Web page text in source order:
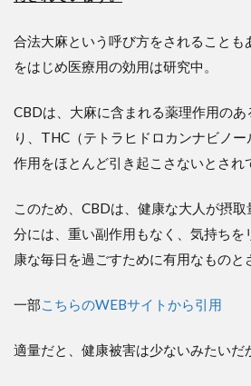
合法大麻という呼び方をされることも
をはじめ医療用の効用は研究中。
CBDは、大麻に含まれる薬理作用の
り、THC（テトラヒドロカンナビノ
作用をほとんど引き起こさないとされ
このため、CBDは、健康な大人が摂取
分には、重い副作用もなく、気持ちを
康な毎日を過ごすために有用なものと
一部こちらのWEBサイトから引用
適量だと、健康被害は少ないみたいだ